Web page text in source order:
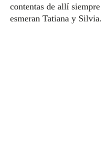
contentas de allí
esmeran Tatiana y Silvia.